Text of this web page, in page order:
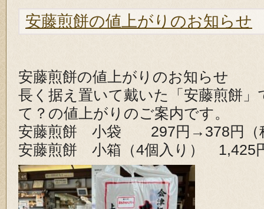
安藤煎餅の値上がりのお知らせ
安藤煎餅の値上がりのお知らせ
長く据え置いて戴いた「安藤煎餅」
て？の値上がりのご案内です。
安藤煎餅 小袋 297円→378円（
安藤煎餅 小箱（4個入り） 1,425